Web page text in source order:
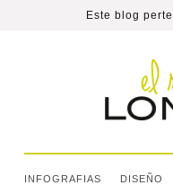
Este blog
INFOGRAFIAS DISEÑO